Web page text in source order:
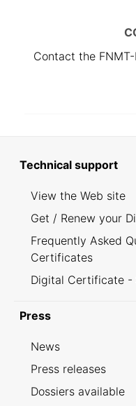
Contact the
Technical support
View the Web site
Get / Renew your
Frequently Asked
Certificates
Digital Certificate -
Press
News
Press releases
Dossiers available